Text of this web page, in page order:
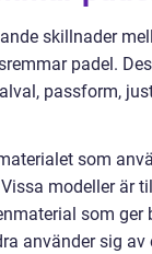
skillnader
padel.
passform,
som
modeller är
som ger
använder sig av